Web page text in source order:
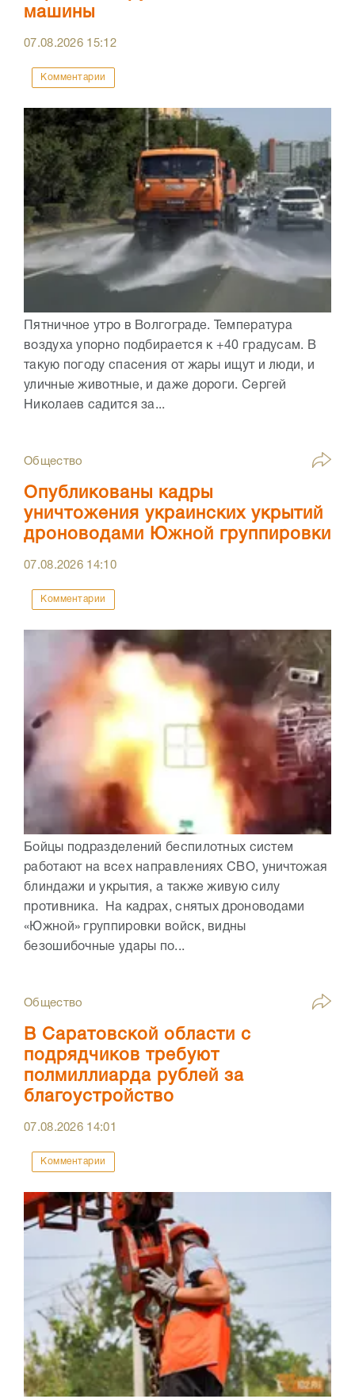
машины
07.08.2026 15:12
Комментарии
Пятничное утро в Волгограде. Температура
воздуха упорно подбирается к +40 градусам. В
такую погоду спасения от жары ищут и люди, и
уличные животные, и даже дороги. Сергей
Николаев садится за...
Общество
Опубликованы кадры
уничтожения украинских укрытий
дроноводами Южной группировки
07.08.2026 14:10
Комментарии
Бойцы подразделений беспилотных систем
работают на всех направлениях СВО, уничтожая
блиндажи и укрытия, а также живую силу
противника. На кадрах, снятых дроноводами
«Южной» группировки войск, видны
безошибочные удары по...
Общество
В Саратовской области с
подрядчиков требуют
полмиллиарда рублей за
благоустройство
07.08.2026 14:01
Комментарии